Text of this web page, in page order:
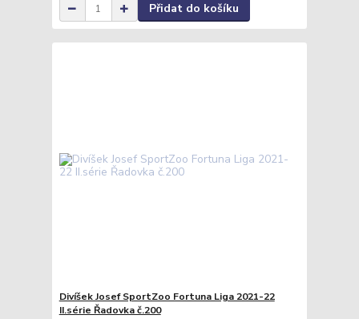
Přidat do košíku
Divíšek Josef SportZoo Fortuna Liga 2021-22
II.série Řadovka č.200